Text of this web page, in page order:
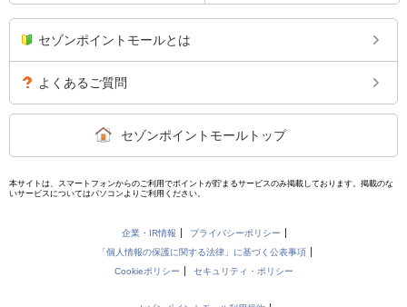
セゾンポイントモールとは
よくあるご質問
セゾンポイントモールトップ
本サイトは、スマートフォンからのご利用でポイントが貯まるサービスのみ掲載しております。掲載のな
いサービスについてはパソコンよりご利用ください。
企業・IR情報
プライバシーポリシー
「個人情報の保護に関する法律」に基づく公表事項
Cookieポリシー
セキュリティ・ポリシー